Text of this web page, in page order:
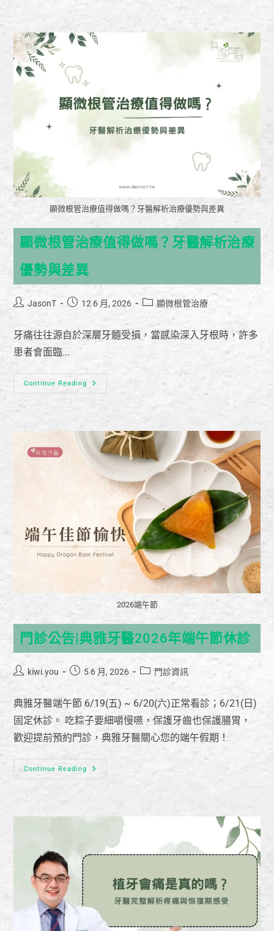
顯微根管治療值得做嗎？牙醫解析治療優勢與差異
顯微根管治療值得做嗎？牙醫解析治療
優勢與差異
JasonT 12 6 月, 2026 顯微根管治療
牙痛往往源自於深層牙髓受損，當感染深入牙根時，許多
患者會面臨...
Continue Reading
2026端午節
門診公告|典雅牙醫2026年端午節休診
kiwi.you 5 6 月, 2026 門診資訊
典雅牙醫端午節 6/19(五) ~ 6/20(六)正常看診；6/21(日)
固定休診。 吃粽子要細嚼慢嚥，保護牙齒也保護腸胃，
歡迎提前預約門診，典雅牙醫關心您的端午假期！
Continue Reading